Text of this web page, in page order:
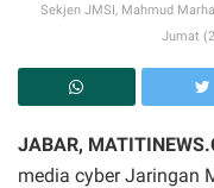
Sekjen JMSI, Mahmud
Jumat
JABAR,
media cyber Jaringan